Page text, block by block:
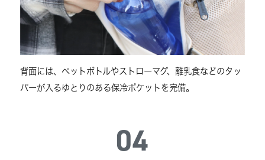
背面には、ペットボトルやストローマグ、離乳食などのタッ
パーが入るゆとりのある保冷ポケットを完備。
04